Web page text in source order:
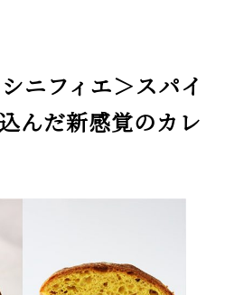
ニフィエ＞スパイ
んだ新感覚のカレ